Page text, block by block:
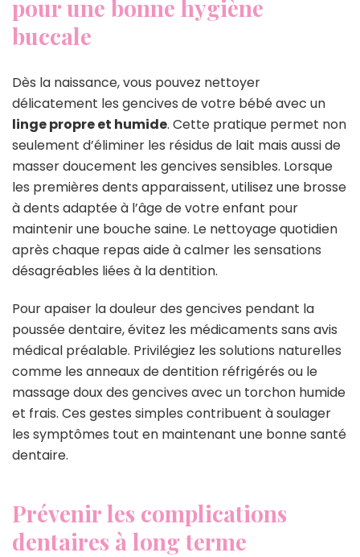
pour une bonne hygiène
buccale
Dès la naissance, vous pouvez nettoyer
délicatement les gencives de votre bébé avec un
linge propre et humide. Cette pratique permet non
seulement d’éliminer les résidus de lait mais aussi de
masser doucement les gencives sensibles. Lorsque
les premières dents apparaissent, utilisez une brosse
à dents adaptée à l’âge de votre enfant pour
maintenir une bouche saine. Le nettoyage quotidien
après chaque repas aide à calmer les sensations
désagréables liées à la dentition.
Pour apaiser la douleur des gencives pendant la
poussée dentaire, évitez les médicaments sans avis
médical préalable. Privilégiez les solutions naturelles
comme les anneaux de dentition réfrigérés ou le
massage doux des gencives avec un torchon humide
et frais. Ces gestes simples contribuent à soulager
les symptômes tout en maintenant une bonne santé
dentaire.
Prévenir les complications
dentaires à long terme